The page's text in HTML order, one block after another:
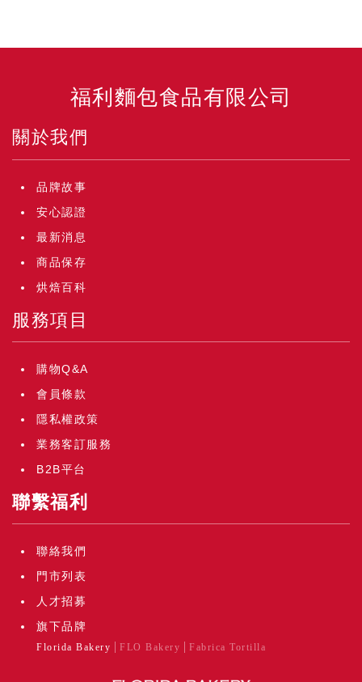
福利麵包食品有限公司
關於我們
品牌故事
安心認證
最新消息
商品保存
烘焙百科
服務項目
購物Q&A
會員條款
隱私權政策
業務客訂服務
B2B平台
聯繫福利
聯絡我們
門市列表
人才招募
旗下品牌
Florida Bakery FLO Bakery Fabrica Tortilla